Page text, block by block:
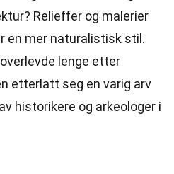
Relieffer og malerier
en mer naturalistisk stil.
lenge etter
etterlatt seg en varig arv
historikere og arkeologer i